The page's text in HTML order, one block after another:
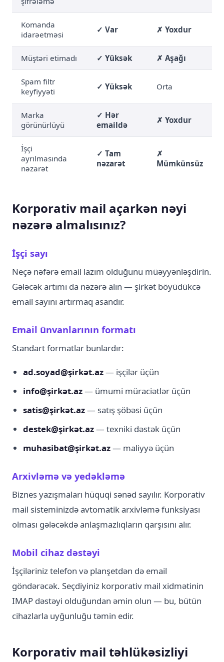
Komanda
idarəetməsi
✓ Var ✗ Yoxdur
Müştəri etimadı ✓ Yüksək ✗ Aşağı
Spam filtr
keyfiyyəti
✓ Yüksək Orta
Marka
görünürlüyü
✓ Hər
emaildə
✗ Yoxdur
İşçi
ayrılmasında
nəzarət
✓ Tam
nəzarət
✗
Mümkünsüz
Korporativ mail açarkən nəyi
nəzərə almalısınız?
İşçi sayı
Neçə nəfərə email lazım olduğunu müəyyənləşdirin.
Gələcək artımı da nəzərə alın — şirkət böyüdükcə
email sayını artırmaq asandır.
Email ünvanlarının formatı
Standart formatlar bunlardır:
ad.soyad@şirkət.az— işçilər üçün
info@şirkət.az— ümumi müraciətlər üçün
satis@şirkət.az— satış şöbəsi üçün
destek@şirkət.az— texniki dəstək üçün
muhasibat@şirkət.az— maliyyə üçün
Arxivləmə və yedəkləmə
Biznes yazışmaları hüquqi sənəd sayılır. Korporativ
mail sisteminizdə avtomatik arxivləmə funksiyası
olması gələcəkdə anlaşmazlıqların qarşısını alır.
Mobil cihaz dəstəyi
İşçiləriniz telefon və planşetdən də email
göndərəcək. Seçdiyiniz korporativ mail xidmətinin
IMAP dəstəyi olduğundan əmin olun — bu, bütün
cihazlarla uyğunluğu təmin edir.
Korporativ mail təhlükəsizliyi